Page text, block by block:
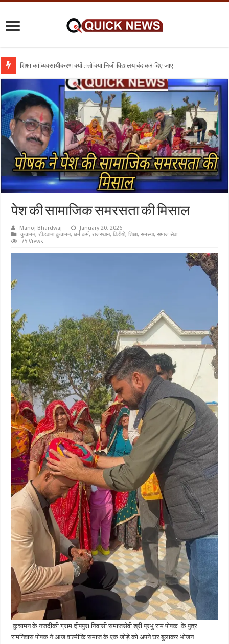
शिक्षा का व्यवसायीकरण क्यों : तो क्या निजी विद्यालय बंद कर दिए जाए
पेश की सामाजिक समरसता की मिसाल
Manoj Bhardwaj
January 20, 2026
कुचामन,डीडवाना कुचामन,धर्म कर्म,राजस्थान,विडीयो,शिक्षा,समस्या,समाज सेवा
75 Views
कुचामन के नजदीकी ग्राम दीपपुरा निवासी समाजसेवी श्री प्रभु राम पोषक के पुत्र
रामनिवास पोषक ने आज वाल्मीकि समाज के एक जोड़े को अपने घर बुलाकर भोजन